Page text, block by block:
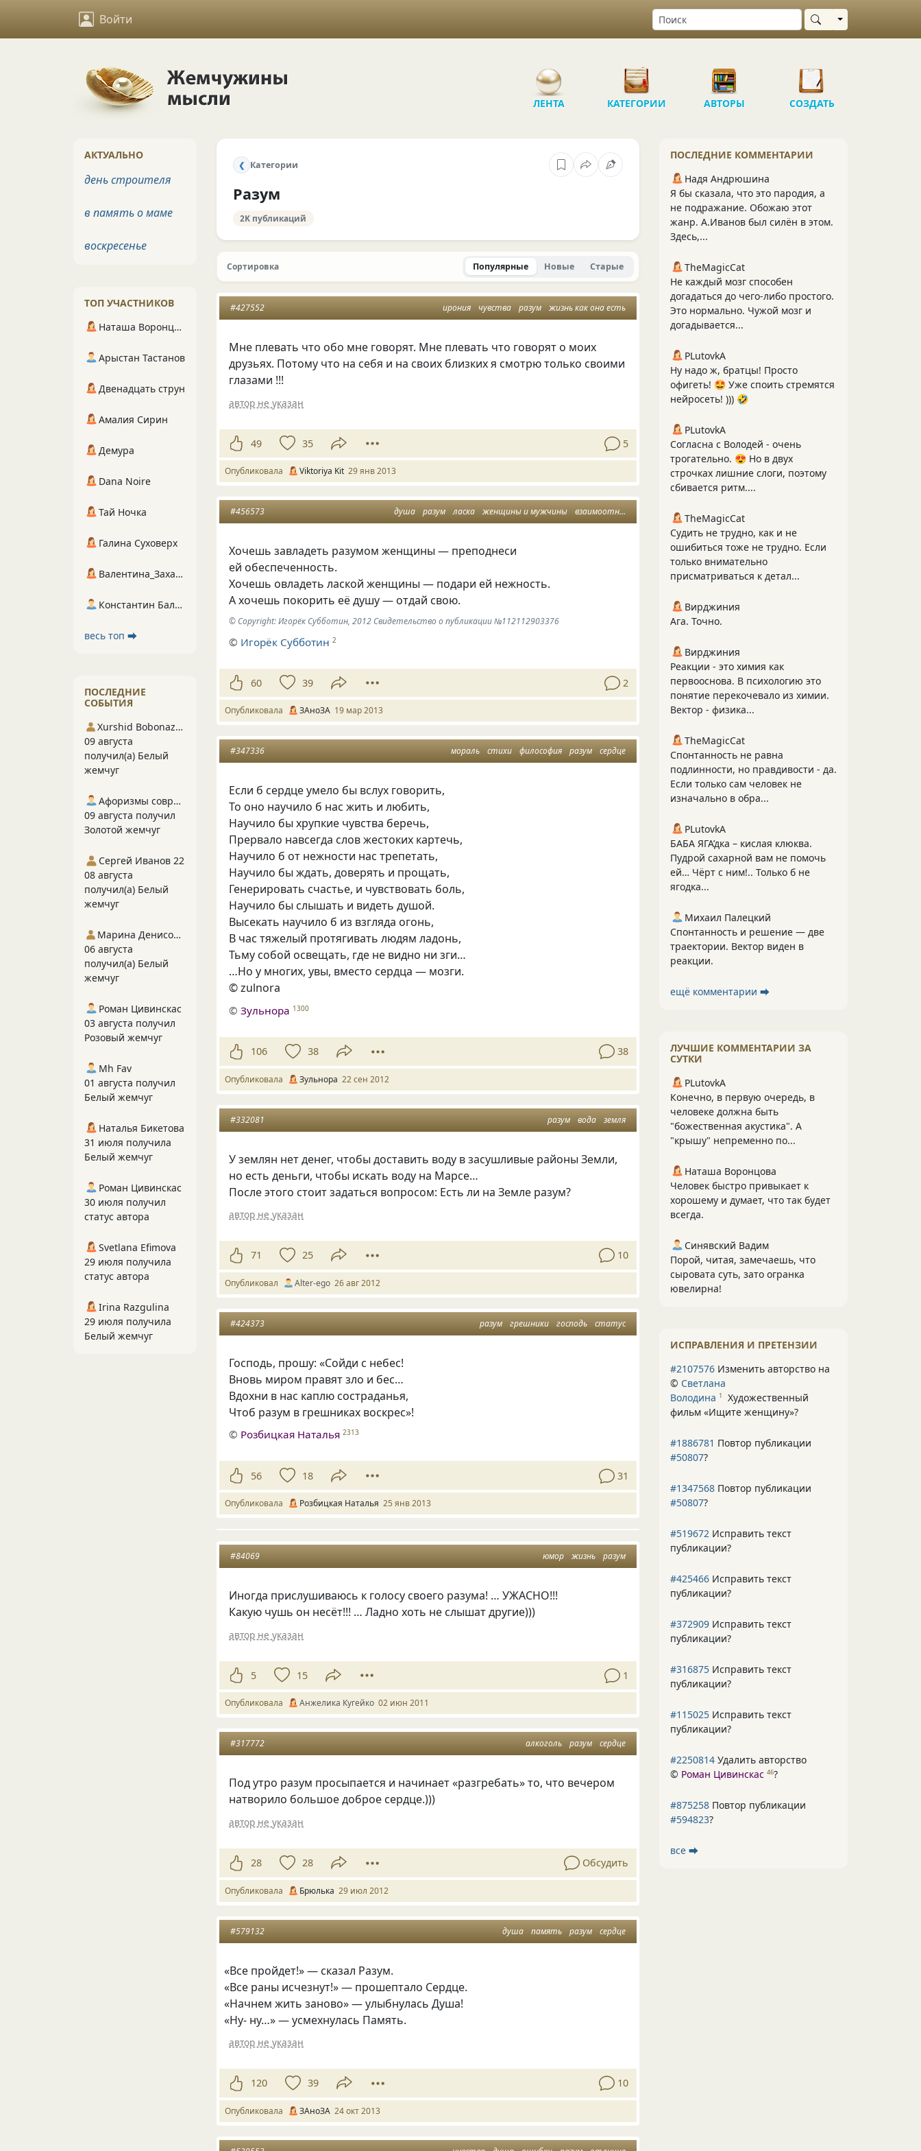
Войти Выбрать область
ЛЕНТА КАТЕГОРИИ АВТОРЫ СОЗДАТЬ
❮ Категории
Разум
2K публикаций
Сортировка Популярные Новые Старые
ирония чувства разум жизнь как она есть
#427552
Мне плевать что обо мне говорят. Мне плевать что говорят о моих
друзьях. Потому что на себя и на своих близких я смотрю только своими
глазами !!!
автор не указан
49 35 5
Опубликовала Viktoriya Kit 29 янв 2013
душа разум ласка женщины и мужчины взаимоотношения
#456573
Хочешь завладеть разумом женщины — преподнеси
ей обеспеченность.
Хочешь овладеть лаской женщины — подари ей нежность.
А хочешь покорить её душу — отдай свою.
© Copyright: Игорёк Субботин, 2012 Свидетельство о публикации №112112903376
© Игорёк Субботин 2
60 39 2
Опубликовала ЗАноЗА 19 мар 2013
мораль стихи философия разум сердце
#347336
Если б сердце умело бы вслух говорить,
То оно научило б нас жить и любить,
Научило бы хрупкие чувства беречь,
Прервало навсегда слов жестоких картечь,
Научило б от нежности нас трепетать,
Научило бы ждать, доверять и прощать,
Генерировать счастье, и чувствовать боль,
Научило бы слышать и видеть душой.
Высекать научило б из взгляда огонь,
В час тяжелый протягивать людям ладонь,
Тьму собой освещать, где не видно ни зги…
…Но у многих, увы, вместо сердца — мозги.
© zulnora
©Зульнора 1300
106 38 38
Опубликовала Зульнора 22 сен 2012
разум вода земля
#332081
У землян нет денег, чтобы доставить воду в засушливые районы Земли,
но есть деньги, чтобы искать воду на Марсе…
После этого стоит задаться вопросом: Есть ли на Земле разум?
автор не указан
71 25 10
Опубликовал Alter-ego 26 авг 2012
разум грешники господь статус
#424373
Господь, прошу: «Сойди с небес!
Вновь миром правят зло и бес…
Вдохни в нас каплю состраданья,
Чтоб разум в грешниках воскрес»!
© Розбицкая Наталья 2313
56 18 31
Опубликовала Розбицкая Наталья 25 янв 2013
юмор жизнь разум
#84069
Иногда прислушиваюсь к голосу своего разума! … УЖАСНО!!!
Какую чушь он несёт!!! … Ладно хоть не слышат другие)))
автор не указан
5 15 1
Опубликовала Анжелика Кугейко 02 июн 2011
алкоголь разум сердце
#317772
Под утро разум просыпается и начинает«разгребать» то, что вечером
натворило большое доброе сердце.)))
автор не указан
28 28 Обсудить
Опубликовала Брюлька 29 июл 2012
душа память разум сердце
#579132
«Все пройдет!» — сказал Разум.
«Все раны исчезнут!» — прошептало Сердце.
«Начнем жить заново» — улыбнулась Душа!
«Ну- ну…» — усмехнулась Память.
автор не указан
120 39 10
Опубликовала ЗАноЗА 24 окт 2013
ПОСЛЕДНИЕ КОММЕНТАРИИ
Надя Андрюшина
Я бы сказала, что это пародия, а
не подражание. Обожаю этот
жанр. А.Иванов был силён в этом.
Здесь,...
TheMagicCat
Не каждый мозг способен
догадаться до чего-либо простого.
Это нормально. Чужой мозг и
догадывается...
PLutоvkА
Ну надо ж, братцы! Просто
офигеть! 🤩 Уже споить стремятся
нейросеть! ))) 🤣
PLutоvkА
Согласна с Володей - очень
трогательно. 😍 Но в двух
строчках лишние слоги, поэтому
сбивается ритм....
TheMagicCat
Судить не трудно, как и не
ошибиться тоже не трудно. Если
только внимательно
присматриваться к детал...
Вирджиния
Ага. Точно.
Вирджиния
Реакции - это химия как
первооснова. В психологию это
понятие перекочевало из химии.
Вектор - физика...
TheMagicCat
Спонтанность не равна
подлинности, но правдивости - да.
Если только сам человек не
изначально в обра...
PLutоvkА
БАБА ЯГА’дка – кислая клюква.
Пудрой сахарной вам не помочь
ей… Чёрт с ним!.. Только б не
ягодка...
Михаил Палецкий
Спонтанность и решение — две
траектории. Вектор виден в
реакции.
ещё комментарии ⮕
ЛУЧШИЕ КОММЕНТАРИИ ЗА
СУТКИ
PLutоvkА
Конечно, в первую очередь, в
человеке должна быть
"божественная акустика". А
"крышу" непременно по...
Наташа Воронцова
Человек быстро привыкает к
хорошему и думает, что так будет
всегда.
Синявский Вадим
Порой, читая, замечаешь, что
сыровата суть, зато огранка
ювелирна!
ИСПРАВЛЕНИЯ И ПРЕТЕНЗИИ
#2107576 Изменить авторство на
© Светлана
Володина 1
Художественный
фильм «Ищите женщину»?
#1886781 Повтор публикации
#50807?
#1347568 Повтор публикации
#50807?
#519672 Исправить текст
публикации?
#425466 Исправить текст
публикации?
#372909 Исправить текст
публикации?
#316875 Исправить текст
публикации?
#115025 Исправить текст
публикации?
#2250814 Удалить авторство
© Роман Цивинскас 46?
#875258 Повтор публикации
#594823?
все ⮕
АКТУАЛЬНО
день строителя
в память о маме
воскресенье
ТОП УЧАСТНИКОВ
Наташа Воронцова
Арыстан Тастанов
Двенадцать струн
Амалия Сирин
Демура
Dana Noire
Тай Ночка
Галина Суховерх
Валентина_Захарова
Константин Балухта
весь топ ⮕
ПОСЛЕДНИЕ
СОБЫТИЯ
Xurshid Bobonazarov
09 августа
получил(а) Белый
жемчуг
Афоризмы современников
09 августа получил
Золотой жемчуг
Сергей Иванов 22
08 августа
получил(а) Белый
жемчуг
Марина Денисова 5
06 августа
получил(а) Белый
жемчуг
Роман Цивинскас
03 августа получил
Розовый жемчуг
Mh Fav
01 августа получил
Белый жемчуг
Наталья Бикетова
31 июля получила
Белый жемчуг
Роман Цивинскас
30 июля получил
статус автора
Svetlana Efimova
29 июля получила
статус автора
Irina Razgulina
29 июля получила
Белый жемчуг